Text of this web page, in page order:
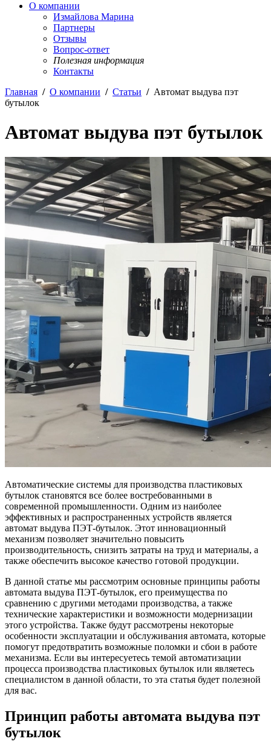
О компании
Измайлова Марина
Партнеры
Отзывы
Вопрос-ответ
Полезная информация
Контакты
Главная / О компании / Статьи / Автомат выдува пэт
бутылок
Автомат выдува пэт бутылок
Автоматические системы для производства пластиковых
бутылок становятся все более востребованными в
современной промышленности. Одним из наиболее
эффективных и распространенных устройств является
автомат выдува ПЭТ-бутылок. Этот инновационный
механизм позволяет значительно повысить
производительность, снизить затраты на труд и материалы, а
также обеспечить высокое качество готовой продукции.
В данной статье мы рассмотрим основные принципы работы
автомата выдува ПЭТ-бутылок, его преимущества по
сравнению с другими методами производства, а также
технические характеристики и возможности модернизации
этого устройства. Также будут рассмотрены некоторые
особенности эксплуатации и обслуживания автомата, которые
помогут предотвратить возможные поломки и сбои в работе
механизма. Если вы интересуетесь темой автоматизации
процесса производства пластиковых бутылок или являетесь
специалистом в данной области, то эта статья будет полезной
для вас.
Принцип работы автомата выдува пэт
бутылок